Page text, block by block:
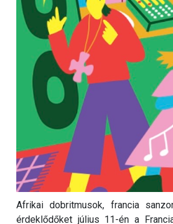
Afrikai dobritmusok, francia
érdeklődőket július 11-én a